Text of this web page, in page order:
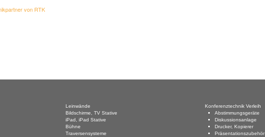
von RTK
Leinwände
Bildschirme, TV Stative
iPad, iPad Stative
Bühne
Traversensysteme
Konferenztechnik Verleih
Abstimmungsgeräte
Diskussionsanlage
Drucker, Kopierer
Präsentationszubehör